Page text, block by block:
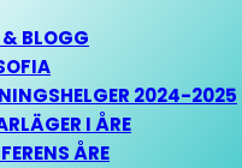
& BLOGG
2024-2025
I ÅRE
ÅRE